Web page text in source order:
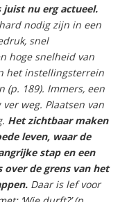
juist nu erg actueel.
nodig zijn in een
snel
hoge snelheid van
het instellingsterrein
(p. 189). Immers, een
weg. Plaatsen van
Het zichtbaar maken
leven, waar de
stap en een
de grens van het
Daar is lef voor